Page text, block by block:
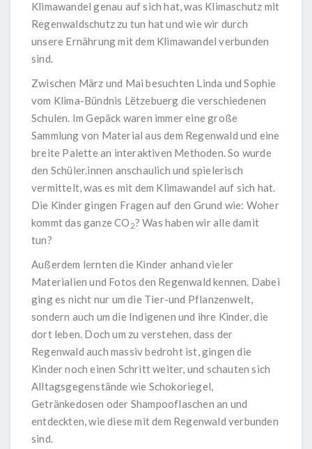
Klimawandel genau auf sich hat, was Klimaschutz mit
Regenwaldschutz zu tun hat und wie wir durch
unsere Ernährung mit dem Klimawandel verbunden
sind.
Zwischen März und Mai besuchten Linda und Sophie
vom Klima-Bündnis Lëtzebuerg die verschiedenen
Schulen. Im Gepäck waren immer eine große
Sammlung von Material aus dem Regenwald und eine
breite Palette an interaktiven Methoden. So wurde
den Schüler.innen anschaulich und spielerisch
vermittelt, was es mit dem Klimawandel auf sich hat.
Die Kinder gingen Fragen auf den Grund wie: Woher
kommt das ganze CO 2? Was haben wir alle damit
tun?
Außerdem lernten die Kinder anhand vieler
Materialien und Fotos den Regenwald kennen. Dabei
ging es nicht nur um die Tier-und Pflanzenwelt,
sondern auch um die Indigenen und ihre Kinder, die
dort leben. Doch um zu verstehen, dass der
Regenwald auch massiv bedroht ist, gingen die
Kinder noch einen Schritt weiter, und schauten sich
Alltagsgegenstände wie Schokoriegel,
Getränkedosen oder Shampooflaschen an und
entdeckten, wie diese mit dem Regenwald verbunden
sind.